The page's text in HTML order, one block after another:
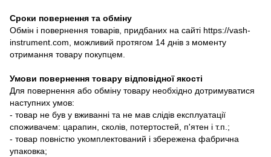
Сроки повернення та обміну
Обмін і повернення товарів, придбаних на сайті https://vash-
instrument.com, можливий протягом 14 днів з моменту
отримання товару покупцем.
Умови повернення товару відповідної якості
Для повернення або обміну товару необхідно дотримуватися
наступних умов:
- товар не був у вживанні та не мав слідів експлуатації
споживачем: царапин, сколів, потертостей, п'ятен і т.п.;
- товар повністю укомплектований і збережена фабрична
упаковка;